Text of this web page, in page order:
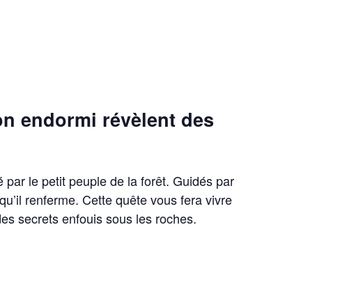
endormi révèlent des
par le petit peuple de la forêt. Guidés par
renferme. Cette quête vous fera vivre
secrets enfouis sous les roches.